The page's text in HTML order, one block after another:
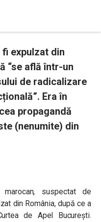
expulzat din
“se află într-un
de radicalizare
Era în
propagandă
(nenumite) din
suspectat de
din România, după ce a
de Apel București.